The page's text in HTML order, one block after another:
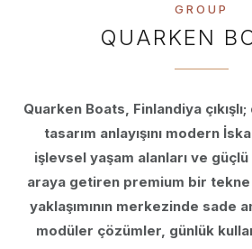
GROUP
QUARKEN
Quarken Boats, Finlandiya
tasarım anlayışını modern
işlevsel yaşam alanları ve
araya getiren premium bir tekne
yaklaşımının merkezinde sade
modüler çözümler, günlük